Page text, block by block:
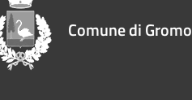
Comune di Gromo